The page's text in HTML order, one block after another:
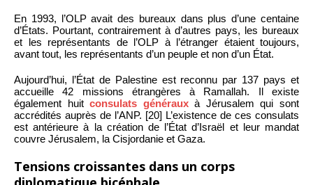
En 1993, l’OLP avait des bureaux dans plus d’une centaine
d’États. Pourtant, contrairement à d’autres pays, les bureaux
et les représentants de l’OLP à l’étranger étaient toujours,
avant tout, les représentants d’un peuple et non d’un État.
Aujourd’hui, l’État de Palestine est reconnu par 137 pays et
accueille 42 missions étrangères à Ramallah. Il existe
également huitconsulats générauxà Jérusalem qui sont
accrédités auprès de l’ANP. [20] L’existence de ces consulats
est antérieure à la création de l’État d’Israël et leur mandat
couvre Jérusalem, la Cisjordanie et Gaza.
Tensions croissantes dans un corps